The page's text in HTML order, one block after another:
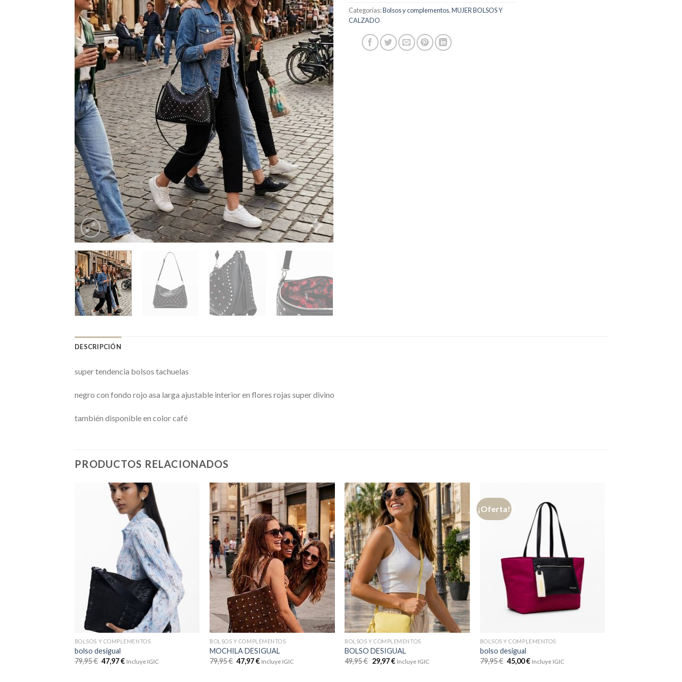
Categorías:Bolsos y complementos,MUJER BOLSOS Y
CALZADO
DESCRIPCIÓN
super tendencia bolsos tachuelas
negro con fondo rojo asa larga ajustable interior en flores rojas super divino
también disponible en color café
PRODUCTOS RELACIONADOS
BOLSOS Y COMPLEMENTOS
bolso desigual
79,95€ 47,97€ Incluye IGIC
BOLSOS Y COMPLEMENTOS
MOCHILA DESIGUAL
79,95€ 47,97€ Incluye IGIC
BOLSOS Y COMPLEMENTOS
BOLSO DESIGUAL
49,95€ 29,97€ Incluye IGIC
¡Oferta!
BOLSOS Y COMPLEMENTOS
bolso desigual
79,95€ 45,00€ Incluye IGIC